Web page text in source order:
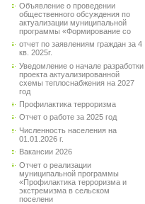
Объявление о проведении
общественного обсуждения по
актуализации муниципальной
программы «Формирование со
отчет по заявлениям граждан за 4
кв. 2025г.
Уведомление о начале разработки
проекта актуализированной
схемы теплоснабжения на 2027
год
Профилактика терроризма
Отчет о работе за 2025 год
Численность населения на
01.01.2026 г.
Вакансии 2026
Отчет о реализации
муниципальной программы
«Профилактика терроризма и
экстремизма в сельском
поселени